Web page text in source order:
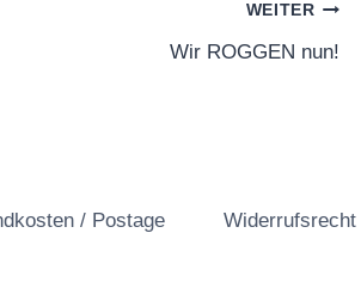
WEITER
Wir ROGGEN nun!
/ Postage Widerrufsrecht